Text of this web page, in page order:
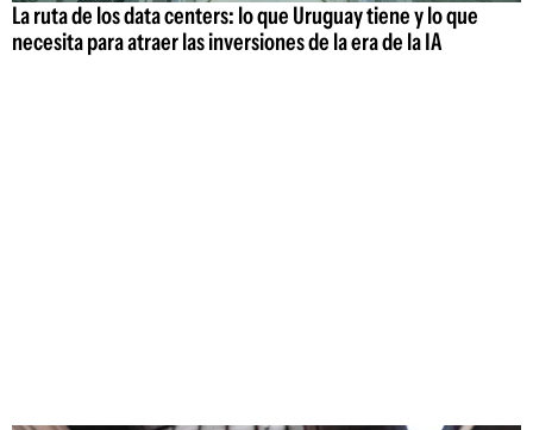
La ruta de los data centers: lo que Uruguay tiene y lo que
necesita para atraer las inversiones de la era de la IA